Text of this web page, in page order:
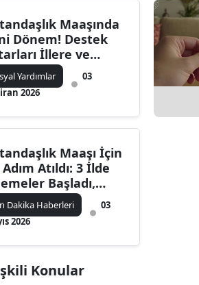
Maaşında
Dönem! Destek
İllere ve
Maliyetlerine
Belirlenecek
Yardımlar
03
2026
Maaşı İçin
Atıldı: 3 İlde
Başladı,
Detayları
Dakika Haberleri
03
2026
Konular